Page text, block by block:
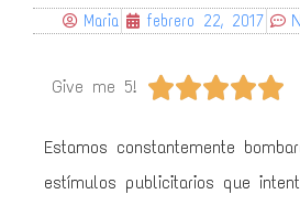
Maria febrero 22, 2017
Give me 5! 
Estamos constantemente
estímulos publicitarios que